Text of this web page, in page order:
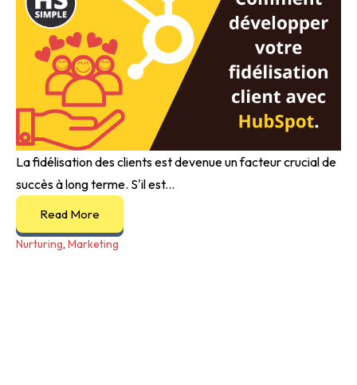
La fidélisation des clients est devenue un facteur crucial de
succès à long terme. S'il est...
Read More
Nurturing, Marketing